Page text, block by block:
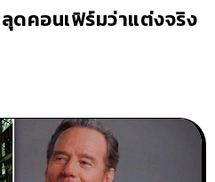
คอนเฟิร์มว่าแต่งจริง